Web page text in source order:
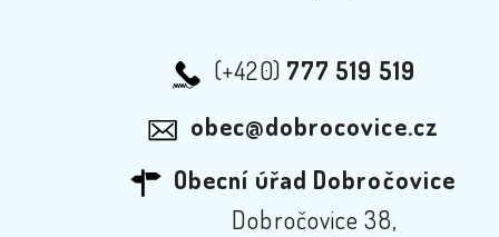
(+420) 777 519 519
obec@dobrocovice.cz
Obecní úřad Dobročovice
Dobročovice 38,